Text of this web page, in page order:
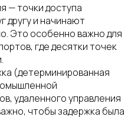
— точки доступа
другу и начинают
Это особенно важно для
где десятки точек
(детерминированная
удаленного управления
чтобы задержка была